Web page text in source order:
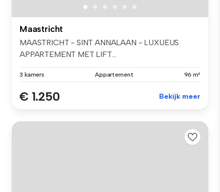
Maastricht
MAASTRICHT - SINT ANNALAAN - LUXUEUS
APPARTEMENT MET LIFT...
3 kamers Appartement 96 m²
€ 1.250 Bekijk meer